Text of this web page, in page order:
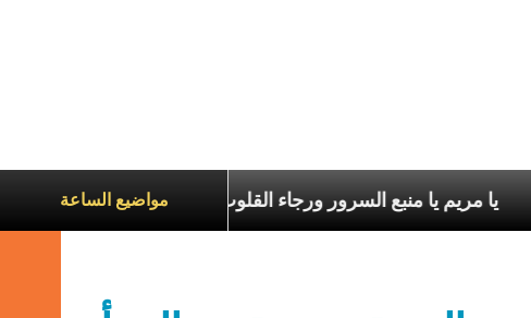
مواضيع الساعةيا مريم يا منبع السرور ورجاء القلوب